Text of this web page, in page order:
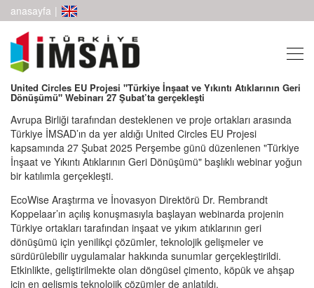
anasayfa |
United Circles EU Projesi "Türkiye İnşaat ve Yıkıntı Atıklarının Geri
Dönüşümü" Webinarı 27 Şubat’ta gerçekleşti
Avrupa Birliği tarafından desteklenen ve proje ortakları arasında
Türkiye İMSAD’ın da yer aldığı United Circles EU Projesi
kapsamında 27 Şubat 2025 Perşembe günü düzenlenen "Türkiye
İnşaat ve Yıkıntı Atıklarının Geri Dönüşümü" başlıklı webinar yoğun
bir katılımla gerçekleşti.
EcoWise Araştırma ve İnovasyon Direktörü Dr. Rembrandt
Koppelaar’ın açılış konuşmasıyla başlayan webinarda projenin
Türkiye ortakları tarafından inşaat ve yıkım atıklarının geri
dönüşümü için yenilikçi çözümler, teknolojik gelişmeler ve
sürdürülebilir uygulamalar hakkında sunumlar gerçekleştirildi.
Etkinlikte, geliştirilmekte olan döngüsel çimento, köpük ve ahşap
için en gelişmiş teknolojik çözümler de anlatıldı.